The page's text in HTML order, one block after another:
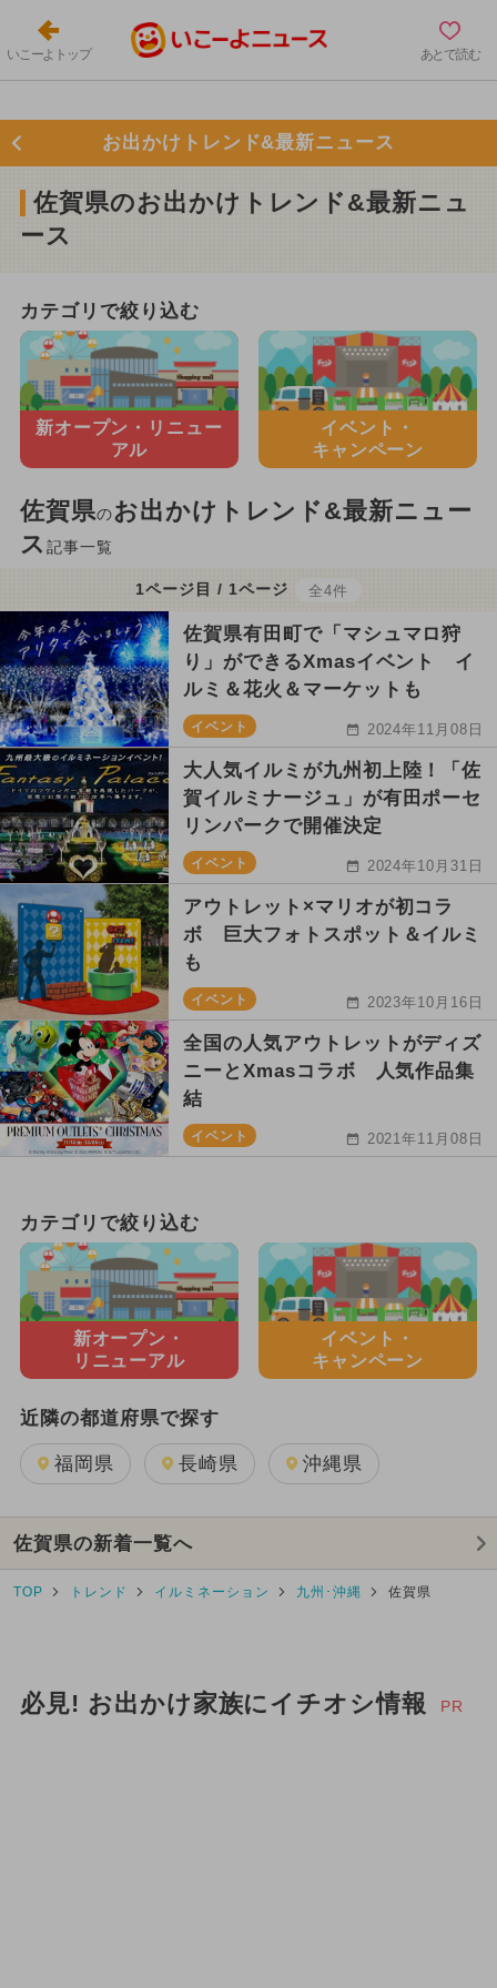
いこーよトップ あとで読む
お出かけトレンド&最新ニュース
佐賀県のお出かけトレンド&最新ニュ
ース
カテゴリで絞り込む
新オープン・ リニュー
アル
イベント・
キャンペーン
佐賀県のお出かけトレンド&最新ニュー
ス 記事一覧
1ページ目 / 1ページ 全4件
佐賀県有田町で「マシュマロ狩
り」ができるXmasイベント イ
ルミ＆花火＆マーケットも
イベント 2024年11月08日
大人気イルミが九州初上陸！「佐
賀イルミナージュ」が有田ポーセ
リンパークで開催決定
イベント 2024年10月31日
アウトレット×マリオが初コラ
ボ 巨大フォトスポット＆イルミ
も
イベント 2023年10月16日
全国の人気アウトレットがディズ
ニーとXmasコラボ 人気作品集
結
イベント 2021年11月08日
カテゴリで絞り込む
新オープン・
リニューアル
イベント・
キャンペーン
近隣の都道府県で探す
福岡県 長崎県 沖縄県
佐賀県の新着一覧へ
TOP トレンド イルミネーション 九州･沖縄 佐賀県
必見! お出かけ家族にイチオシ情報 PR